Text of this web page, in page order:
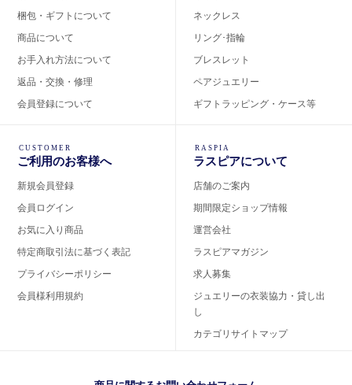
梱包・ギフトについて
商品について
お手入れ方法について
返品・交換・修理
会員登録について
ネックレス
リング･指輪
ブレスレット
ペアジュエリー
ギフトラッピング・ケース等
CUSTOMER
ご利用のお客様へ
新規会員登録
会員ログイン
お気に入り商品
特定商取引法に基づく表記
プライバシーポリシー
会員様利用規約
RASPIA
ラスピアについて
店舗のご案内
期間限定ショップ情報
運営会社
ラスピアマガジン
求人募集
ジュエリーの衣装協力・貸し出
し
カテゴリサイトマップ